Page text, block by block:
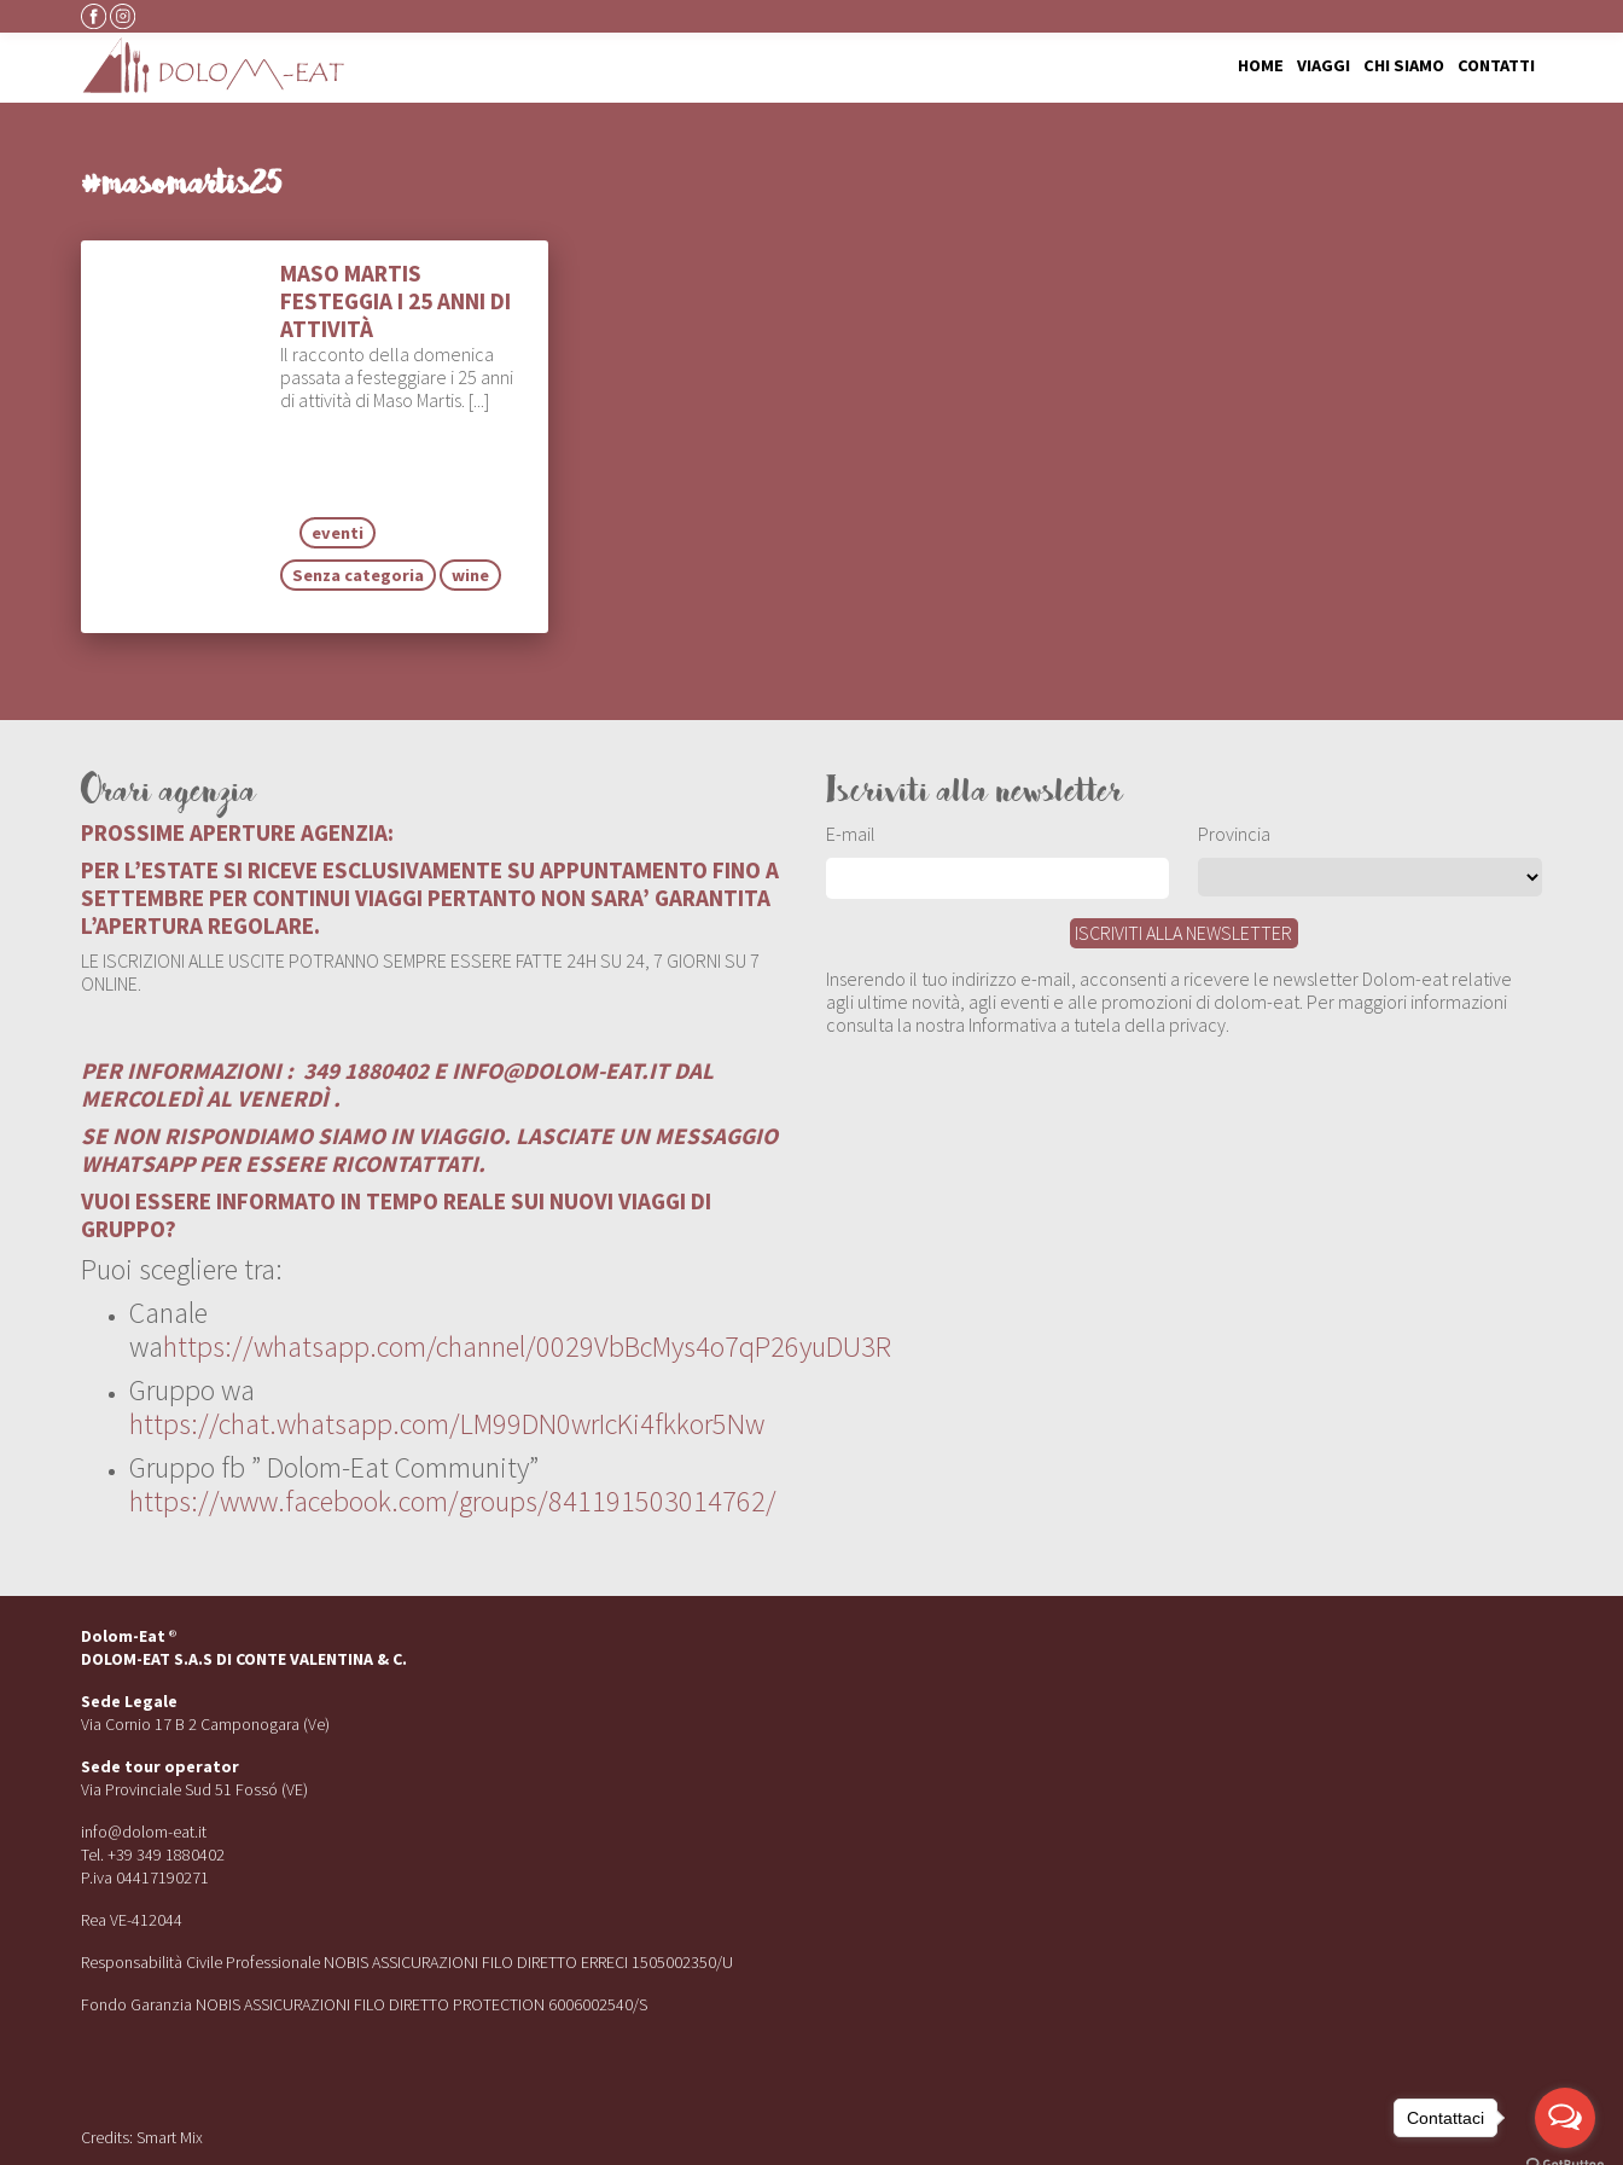
Vai al contenuto
HOME VIAGGI CHI SIAMO CONTATTI
#masomartis25
MASO MARTIS
FESTEGGIA I 25 ANNI DI
ATTIVITÀ
Il racconto della domenica
passata a festeggiare i 25 anni
di attività di Maso Martis. [...]
eventi
Senza categoria
wine
Orari agenzia
PROSSIME APERTURE AGENZIA:
PER L’ESTATE SI RICEVE ESCLUSIVAMENTE SU APPUNTAMENTO FINO A
SETTEMBRE PER CONTINUI VIAGGI PERTANTO NON SARA’ GARANTITA
L’APERTURA REGOLARE.
LE ISCRIZIONI ALLE USCITE POTRANNO SEMPRE ESSERE FATTE 24H SU 24, 7 GIORNI SU 7
ONLINE.
PER INFORMAZIONI : 349 1880402 EINFO@DOLOM-EAT.ITDAL
MERCOLEDÌ AL VENERDÌ .
SE NON RISPONDIAMO SIAMO IN VIAGGIO. LASCIATE UN MESSAGGIO
WHATSAPP PER ESSERE RICONTATTATI.
VUOI ESSERE INFORMATO IN TEMPO REALE SUI NUOVI VIAGGI DI
GRUPPO?
Puoi scegliere tra:
Canale
wahttps://whatsapp.com/channel/0029VbBcMys4o7qP26yuDU3R
Gruppo wa
https://chat.whatsapp.com/LM99DN0wrIcKi4fkkor5Nw
Gruppo fb ” Dolom-Eat Community”
https://www.facebook.com/groups/841191503014762/
Iscriviti alla newsletter
E-mail Provincia
Inserendo il tuo indirizzo e-mail, acconsenti a ricevere le newsletter Dolom-eat relative
agli ultime novità, agli eventi e alle promozioni di dolom-eat. Per maggiori informazioni
consulta la nostra Informativa a tutela della privacy.
Dolom-Eat ®
DOLOM-EAT S.A.S DI CONTE VALENTINA & C.
Sede Legale
Via Cornio 17 B 2 Camponogara (Ve)
Sede tour operator
Via Provinciale Sud 51 Fossó (VE)
info@dolom-eat.it
Tel. +39 349 1880402
P.iva 04417190271
Rea VE-412044
Responsabilità Civile Professionale NOBIS ASSICURAZIONI FILO DIRETTO ERRECI 1505002350/U
Fondo Garanzia NOBIS ASSICURAZIONI FILO DIRETTO PROTECTION 6006002540/S
Credits:Smart Mix
Contattaci